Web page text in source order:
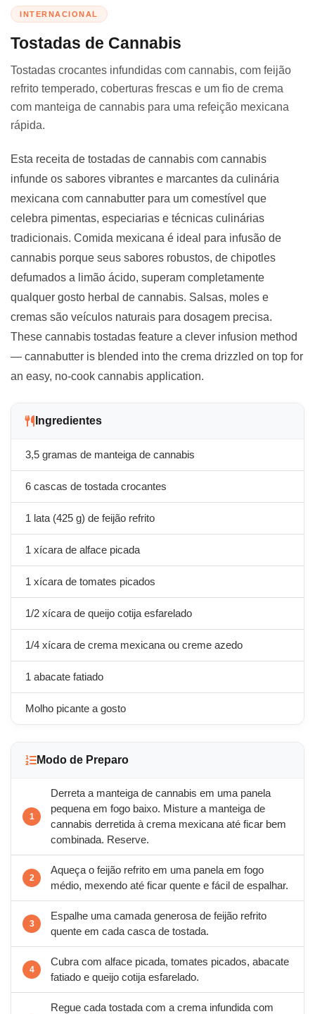
INTERNACIONAL
Tostadas de Cannabis
Tostadas crocantes infundidas com cannabis, com feijão
refrito temperado, coberturas frescas e um fio de crema
com manteiga de cannabis para uma refeição mexicana
rápida.
Esta receita de tostadas de cannabis com cannabis
infunde os sabores vibrantes e marcantes da culinária
mexicana com cannabutter para um comestível que
celebra pimentas, especiarias e técnicas culinárias
tradicionais. Comida mexicana é ideal para infusão de
cannabis porque seus sabores robustos, de chipotles
defumados a limão ácido, superam completamente
qualquer gosto herbal de cannabis. Salsas, moles e
cremas são veículos naturais para dosagem precisa.
These cannabis tostadas feature a clever infusion method
— cannabutter is blended into the crema drizzled on top for
an easy, no-cook cannabis application.
Ingredientes
3,5 gramas de manteiga de cannabis
6 cascas de tostada crocantes
1 lata (425 g) de feijão refrito
1 xícara de alface picada
1 xícara de tomates picados
1/2 xícara de queijo cotija esfarelado
1/4 xícara de crema mexicana ou creme azedo
1 abacate fatiado
Molho picante a gosto
Modo de Preparo
Derreta a manteiga de cannabis em uma panela
pequena em fogo baixo. Misture a manteiga de
cannabis derretida à crema mexicana até ficar bem
combinada. Reserve.
Aqueça o feijão refrito em uma panela em fogo
médio, mexendo até ficar quente e fácil de espalhar.
Espalhe uma camada generosa de feijão refrito
quente em cada casca de tostada.
Cubra com alface picada, tomates picados, abacate
fatiado e queijo cotija esfarelado.
Regue cada tostada com a crema infundida com